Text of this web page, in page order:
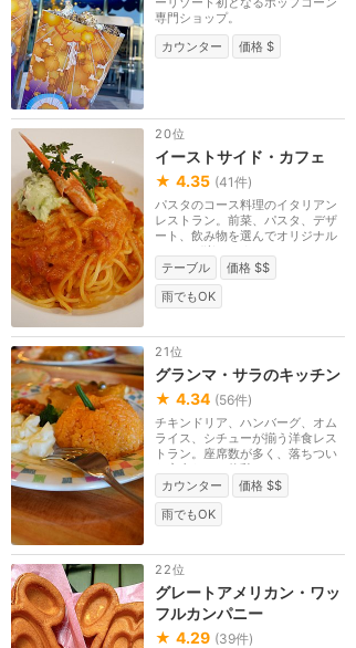
専門ショップ。
カウンター
価格 $
20位
イーストサイド・カフェ
★ 4.35 (41件)
パスタのコース料理のイタリアン
レストラン。前菜、パスタ、デザ
ート、飲み物を選んでオリジナル
コースが楽しめま...
テーブル
価格 $$
雨でもOK
21位
グランマ・サラのキッチン
★ 4.34 (56件)
チキンドリア、ハンバーグ、オム
ライス、シチューが揃う洋食レス
トラン。座席数が多く、落ちつい
た室内なので休憩...
カウンター
価格 $$
雨でもOK
22位
グレートアメリカン・ワッ
フルカンパニー
★ 4.29 (39件)